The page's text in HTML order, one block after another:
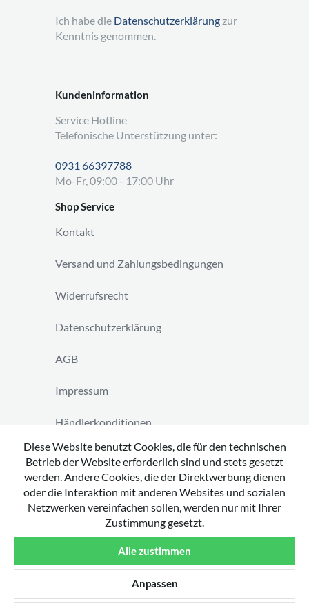
Kundeninformation
Service Hotline
Telefonische Unterstützung unter:
0931 66397788
Mo-Fr, 09:00 - 17:00 Uhr
Shop Service
Kontakt
Versand und Zahlungsbedingungen
Widerrufsrecht
Datenschutzerklärung
AGB
Impressum
Händlerkonditionen
Vertrag widerrufen
Ich habe die Datenschutzerklärung zur
Kenntnis genommen.
Diese Website benutzt Cookies, die für den technischen
Betrieb der Website erforderlich sind und stets gesetzt
werden. Andere Cookies, die der Direktwerbung dienen
oder die Interaktion mit anderen Websites und sozialen
Netzwerken vereinfachen sollen, werden nur mit Ihrer
Zustimmung gesetzt.